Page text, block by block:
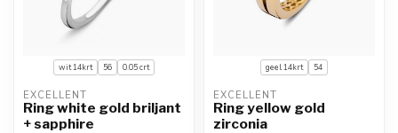
wit 14krt 56 0.05 crt
EXCELLENT
Ring white gold briljant
+ sapphire
geel 14krt 54
EXCELLENT
Ring yellow gold
zirconia